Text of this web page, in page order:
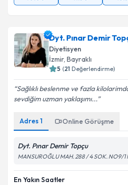
Dyt. Pınar Demir
Diyetisyen
İzmir, Bayraklı
5 (21 Değerlendirme)
Sağlıklı beslenme ve fazla
sevdiğim uzman yaklaşımı...
Adres 1 Online Görüşme
Dyt. Pınar Demir Topçu
MANSUROĞLU MAH. 288 / 4 SOK. NO9/1
En Yakın Saatler